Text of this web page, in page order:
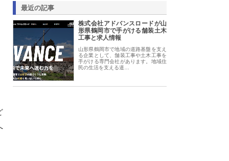
最近の記事
株式会社アドバンスロードが山
形県鶴岡市で手がける舗装土木
工事と求人情報
山形県鶴岡市で地域の道路基盤を支え
る企業として、舗装工事や土木工事を
手がける専門会社があります。地域住
民の生活を支える道…